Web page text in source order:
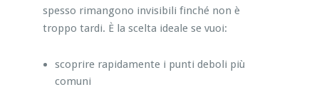
spesso rimangono invisibili finché non è
troppo tardi. È la scelta ideale se vuoi:
scoprire rapidamente i punti deboli più
comuni